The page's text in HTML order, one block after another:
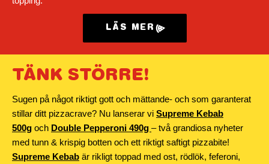
LÄS MER
TÄNK STÖRRE!
Sugen på något riktigt gott och mättande- och som garanterat
stillar ditt pizzacrave? Nu lanserar vi Supreme Kebab
500g och Double Pepperoni 490g – två grandiosa nyheter
med tunn & krispig botten och ett riktigt saftigt pizzabite!
Supreme Kebab är rikligt toppad med ost, rödlök, feferoni,